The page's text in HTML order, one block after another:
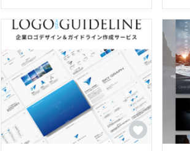
※全出品物注意事項※
□120日以上のお取引になる場合新規トー
□修正回数が予定より格段に多い場合は工
□あまりにも神経質な方や、悪質な購入、
は一切の返金をお断りします。)
□三日以上の返答や連絡がない方は、納得
□1人で作業に当たっているため、急遽の
□設計段階と違うパターン制作は別途費用
□突然のご購入はご希望に添えないことが